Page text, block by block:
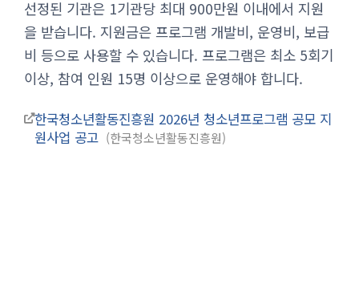
선정된 기관은 1기관당 최대 900만원 이내에서 지원
을 받습니다. 지원금은 프로그램 개발비, 운영비, 보급
비 등으로 사용할 수 있습니다. 프로그램은 최소 5회기
이상, 참여 인원 15명 이상으로 운영해야 합니다.
한국청소년활동진흥원 2026년 청소년프로그램 공모 지
원사업 공고
한국청소년활동진흥원